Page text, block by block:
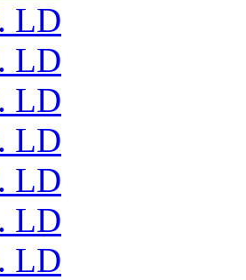
LD
LD
LD
LD
LD
LD
LD